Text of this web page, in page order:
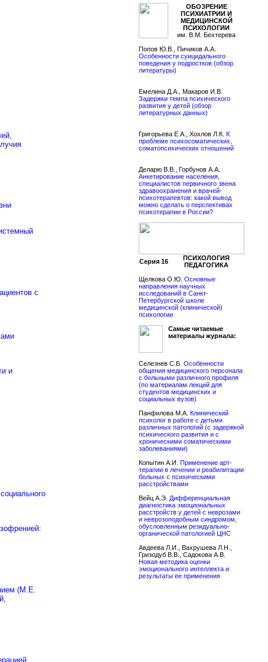
с
и
(М.Е.
ОБОЗРЕНИЕ
ПСИХИАТРИИ И
МЕДИЦИНСКОЙ
ПСИХОЛОГИИ
им. В.М. Бехтерева
Попов Ю.В., Пичиков А.А.
Особенности суицидального
поведения у подростков (обзор
литературы)
Емелина Д.А., Макаров И.В.
Задержки темпа психического
развития у детей (обзор
литературных данных)
Григорьева Е.А., Хохлов Л.К. К
проблеме психосоматических,
соматопсихических отношений
Деларю В.В., Горбунов А.А.
Анкетирование населения,
специалистов первичного звена
здравоохранения и врачей-
психотерапевтов: какой вывод
можно сделать о перспективах
психотерапии в России?
Серия 16
ПСИХОЛОГИЯ
ПЕДАГОГИКА
Щелкова О.Ю. Основные
направления научных
исследований в Санкт-
Петербургской школе
медицинской (клинической)
психологии
Cамые читаемые
материалы журнала:
Селезнев С.Б. Особенности
общения медицинского персонала
с больными различного профиля
(по материалам лекций для
студентов медицинских и
социальных вузов)
Панфилова М.А. Клинический
психолог в работе с детьми
различных патологий (с задержкой
психического развития и с
хроническими соматическими
заболеваниями)
Копытин А.И. Применение арт-
терапии в лечении и реабилитации
больных с психическими
расстройствами
Вейц А.Э. Дифференциальная
диагностика эмоциональных
расстройств у детей с неврозами
и неврозоподобным синдромом,
обусловленным резидуально-
органической патологией ЦНС
Авдеева Л.И., Вахрушева Л.Н.,
Гризодуб В.В., Садокова А.В.
Новая методика оценки
эмоционального интеллекта и
результаты ее применения